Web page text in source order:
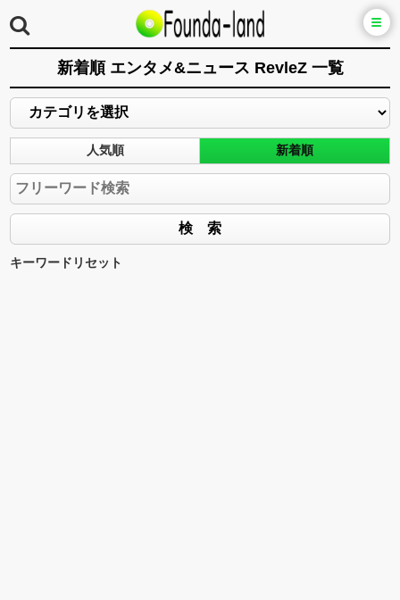
新着順 エンタメ&ニュース RevleZ 一覧
人気順 新着順
キーワードリセット